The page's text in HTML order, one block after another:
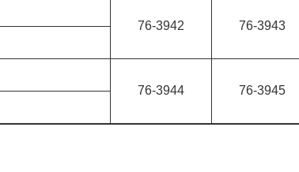
76-3942
76-3943
76-3944
76-3945